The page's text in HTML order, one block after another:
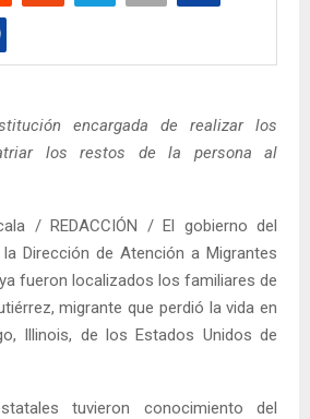
encargada de realizar los
los restos de la persona al
/ REDACCIÓN / El gobierno del
Dirección de Atención a Migrantes
fueron localizados los familiares de
migrante que perdió la vida en
Illinois, de los Estados Unidos de
tuvieron conocimiento del